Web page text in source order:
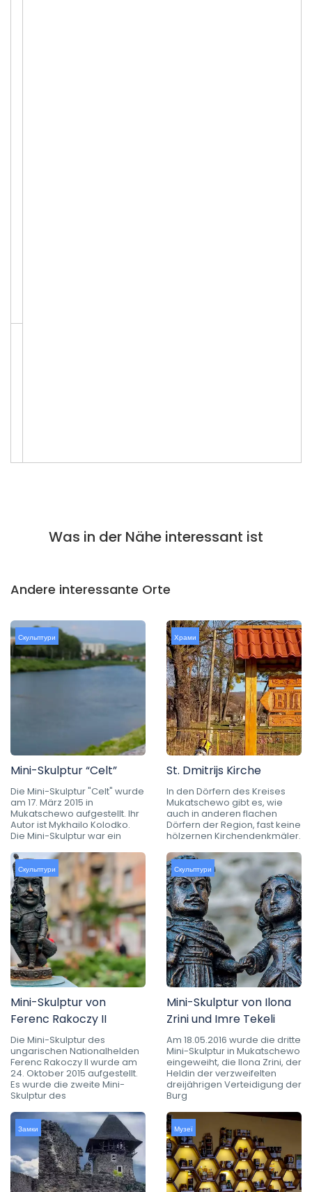
Was in der Nähe interessant ist
Andere interessante Orte
Скульптури
Mini-Skulptur “Celt”
Die Mini-Skulptur "Celt" wurde
am 17. März 2015 in
Mukatschewo aufgestellt. Ihr
Autor ist Mykhailo Kolodko.
Die Mini-Skulptur war ein
Храми
St. Dmitrijs Kirche
In den Dörfern des Kreises
Mukatschewo gibt es, wie
auch in anderen flachen
Dörfern der Region, fast keine
hölzernen Kirchendenkmäler.
Скульптури
Mini-Skulptur von
Ferenc Rakoczy II
Die Mini-Skulptur des
ungarischen Nationalhelden
Ferenc Rakoczy II wurde am
24. Oktober 2015 aufgestellt.
Es wurde die zweite Mini-
Skulptur des
Скульптури
Mini-Skulptur von Ilona
Zrini und Imre Tekeli
Am 18.05.2016 wurde die dritte
Mini-Skulptur in Mukatschewo
eingeweiht, die Ilona Zrini, der
Heldin der verzweifelten
dreijährigen Verteidigung der
Burg
Замки Музеї